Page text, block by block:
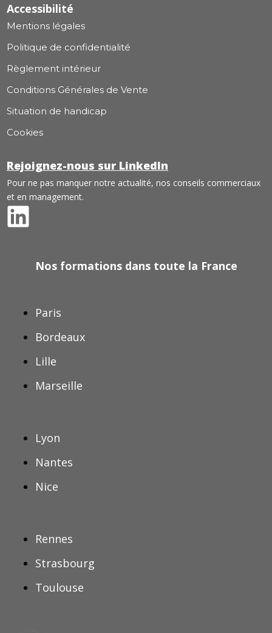
Accessibilité
Mentions légales
Politique de confidentialité
Règlement intérieur
Conditions Générales de Vente
Situation de handicap
Cookies
Rejoignez-nous sur LinkedIn
Pour ne pas manquer notre actualité, nos conseils commerciaux
et en management.
Nos formations dans toute la France
Paris
Bordeaux
Lille
Marseille
Lyon
Nantes
Nice
Rennes
Strasbourg
Toulouse